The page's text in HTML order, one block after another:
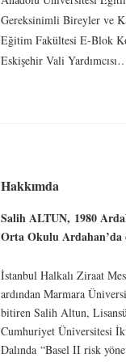
Gereksinimli Bireyler ve
Eğitim Fakültesi E-Blok
Eskişehir Vali
Hakkımda
Salih ALTUN, 1980
Orta Okulu Ardahan’da
İstanbul Halkalı Ziraat
ardından Marmara
bitiren Salih Altun,
Cumhuriyet Üniversitesi
Dalında “Basel II risk